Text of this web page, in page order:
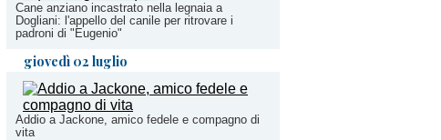
Cane anziano incastrato nella legnaia a
Dogliani: l'appello del canile per ritrovare i
padroni di "Eugenio"
giovedì 02 luglio
Addio a Jackone, amico fedele e compagno di
vita